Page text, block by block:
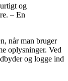
og
– En
når man bruger
oplysninger. Ved
og logge ind